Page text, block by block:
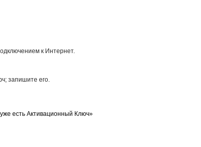
к Интернет.
запишите его.
есть Активационный Ключ»